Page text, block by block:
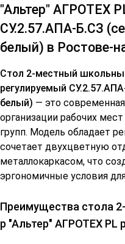
"Альтер" АГРОТЕХ
СУ.2.57.АПА-Б.СЗ
белый) в Ростове-
Стол 2-местный
регулируемый
белый) — это
организации рабочих
групп. Модель обладает
сочетает двухцветную
металлокаркасом, что
эргономичные условия
Преимущества стола
р "Альтер" АГРОТЕХ PL